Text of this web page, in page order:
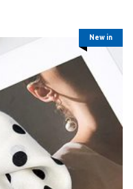
New in